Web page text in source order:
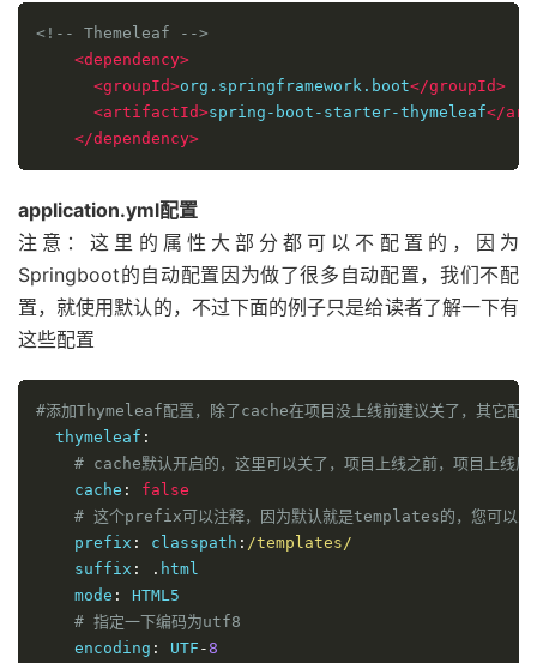
<!-- Themeleaf -->
<dependency>
<groupId>org.springframework.boot</groupId>
<artifactId>spring-boot-starter-thymeleaf</
</dependency>
application.yml配置
注意：这里的属性大部分都可以不配置的，因为
Springboot的自动配置因为做了很多自动配置，我们不配
置，就使用默认的，不过下面的例子只是给读者了解一下有
这些配置
#添加Thymeleaf配置，除了cache在项目没上线前建议关了，其它配
  thymeleaf
:
# cache默认开启的，这里可以关了，项目上线之前，项目上线后
    cache
:
false
# 这个prefix可以注释，因为默认就是templates的，您可以改
    prefix
: classpath : /templates/
    suffix
: . html
    mode
:
HTML5
# 指定一下编码为utf8
    encoding
: UTF -8